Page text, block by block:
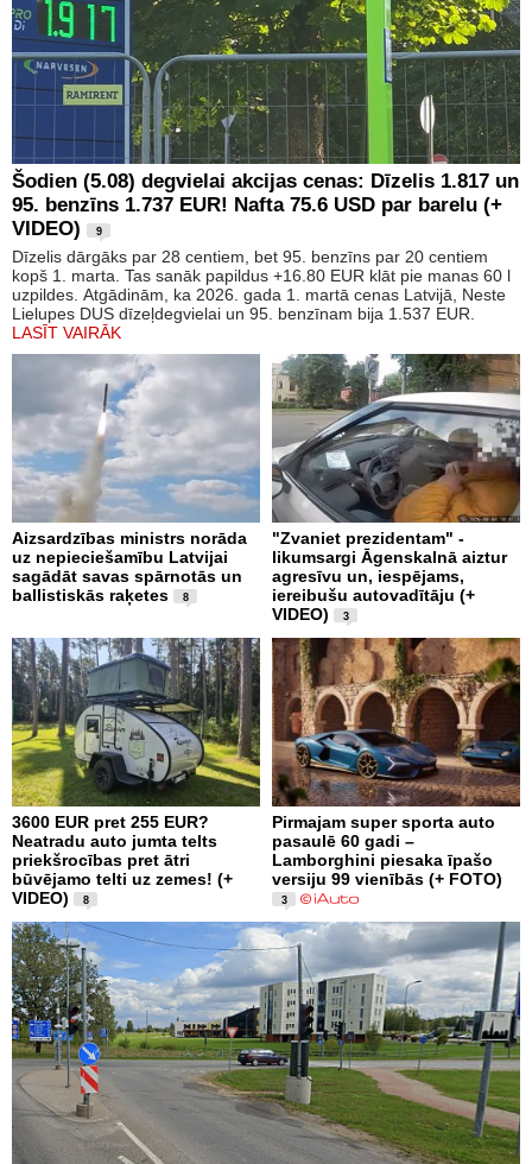
Šodien (5.08) degvielai akcijas cenas: Dīzelis 1.817 un
95. benzīns 1.737 EUR! Nafta 75.6 USD par barelu (+
VIDEO)
9
Dīzelis dārgāks par 28 centiem, bet 95. benzīns par 20 centiem
kopš 1. marta. Tas sanāk papildus +16.80 EUR klāt pie manas 60 l
uzpildes. Atgādinām, ka 2026. gada 1. martā cenas Latvijā, Neste
Lielupes DUS dīzeļdegvielai un 95. benzīnam bija 1.537 EUR.
LASĪT VAIRĀK
Aizsardzības ministrs norāda
uz nepieciešamību Latvijai
sagādāt savas spārnotās un
ballistiskās raķetes
8
"Zvaniet prezidentam" -
likumsargi Āgenskalnā aiztur
agresīvu un, iespējams,
iereibušu autovadītāju (+
VIDEO)
3
3600 EUR pret 255 EUR?
Neatradu auto jumta telts
priekšrocības pret ātri
būvējamo telti uz zemes! (+
VIDEO)
8
Pirmajam super sporta auto
pasaulē 60 gadi –
Lamborghini piesaka īpašo
versiju 99 vienībās (+ FOTO)
3